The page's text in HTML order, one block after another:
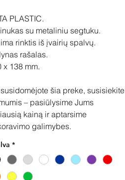
PLASTIC.
su metaliniu segtuku.
rinktis iš įvairių spalvų.
rašalas.
x 138 mm.
šia preke, susisiekite
– pasiūlysime Jums
kainą ir aptarsime
galimybes.
*